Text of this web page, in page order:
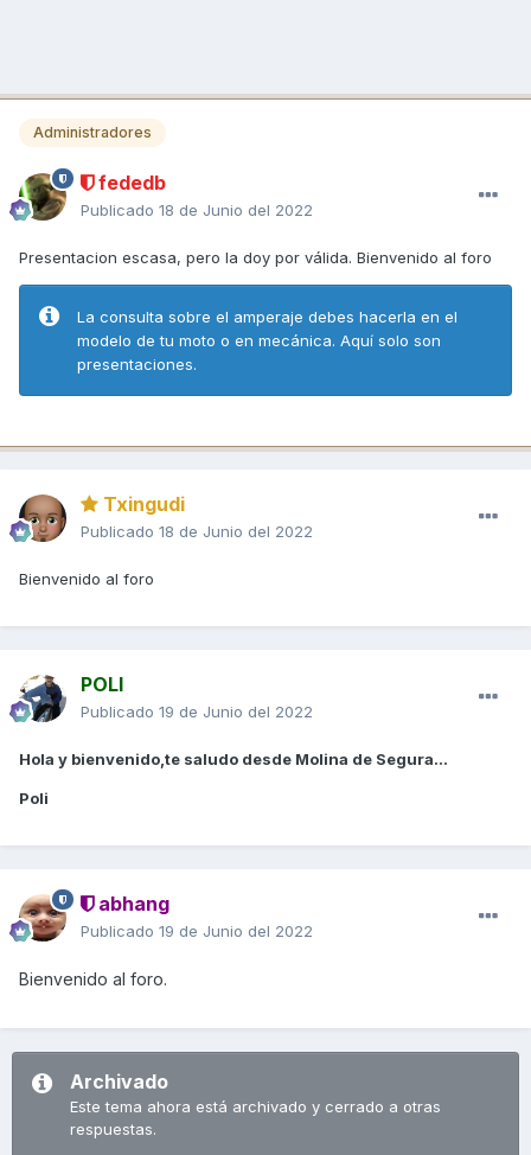
Administradores
fededb
Publicado 18 de Junio del 2022
Presentacion escasa, pero la doy por válida. Bienvenido al foro
La consulta sobre el amperaje debes hacerla en el
modelo de tu moto o en mecánica. Aquí solo son
presentaciones.
Txingudi
Publicado 18 de Junio del 2022
Bienvenido al foro
POLI
Publicado 19 de Junio del 2022
Hola y bienvenido,te saludo desde Molina de Segura...
Poli
abhang
Publicado 19 de Junio del 2022
Bienvenido al foro.
Archivado
Este tema ahora está archivado y cerrado a otras
respuestas.